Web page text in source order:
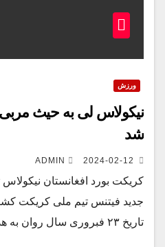
ورزش
نیکولاس لی به حیث
شد
2024-02-12
ADMIN
کریکت بورد افغانستان
جدید فیتنس تیم ملی کریکت
تاریخ ۲۳ فبروری سال روان به هدف رویارویی با تیم…